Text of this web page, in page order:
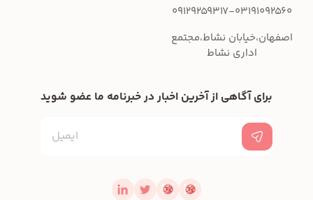
09129259317-03191092560
اصفهان،خیابان نشاط،مجتمع
اداری نشاط
برای آگاهی از آخرین اخبار در خبرنامه ما عضو شوید